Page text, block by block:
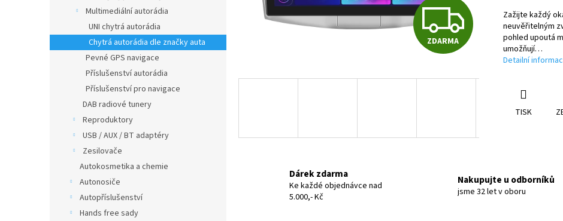
Multimediální autorádia
UNI chytrá autorádia
Chytrá autorádia dle značky auta
Pevné GPS navigace
Příslušenství autorádia
Příslušenství pro navigace
DAB radiové tunery
Reproduktory
USB / AUX / BT adaptéry
Zesilovače
Autokosmetika a chemie
Autonosiče
Autopříslušenství
Hands free sady
Z
R
M
ZDARMA
Zažijte každý
neuvěřitelným
pohled upoutá
umožňují…
Detailní
TISK
Dárek zdarma
Ke každé objednávce nad
5.000,- Kč
Nakupujte u odborníků
jsme 32 let v oboru